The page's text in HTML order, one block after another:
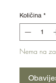
Količina *
Nema na